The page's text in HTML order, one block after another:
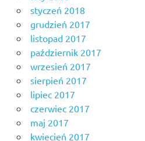
styczeń 2018
grudzień 2017
listopad 2017
październik 2017
wrzesień 2017
sierpień 2017
lipiec 2017
czerwiec 2017
maj 2017
kwiecień 2017